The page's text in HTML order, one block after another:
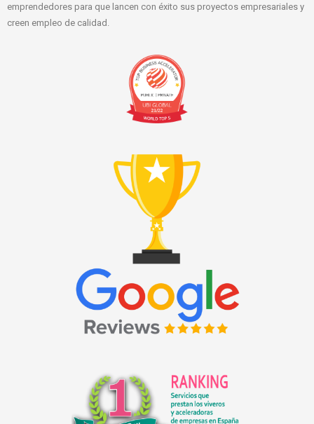
emprendedores para que lancen con éxito sus proyectos empresariales y
creen empleo de calidad.